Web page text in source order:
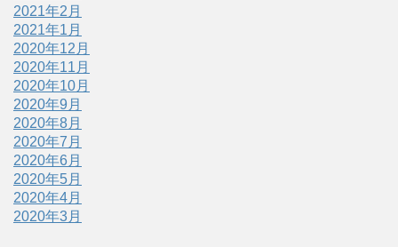
2021年2月
2021年1月
2020年12月
2020年11月
2020年10月
2020年9月
2020年8月
2020年7月
2020年6月
2020年5月
2020年4月
2020年3月